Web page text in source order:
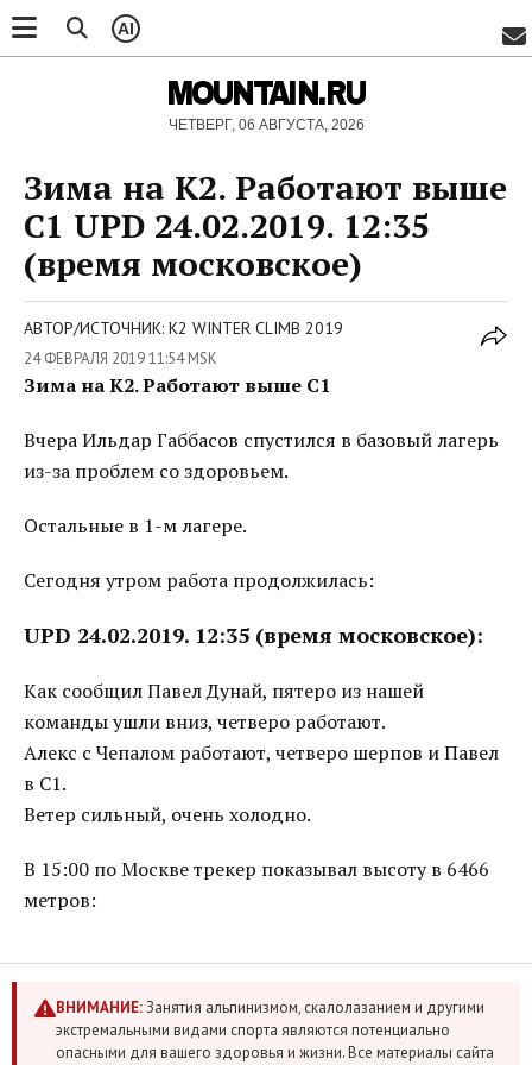
AI
MOUNTAIN.RU
ЧЕТВЕРГ, 06 АВГУСТА, 2026
Зима на К2. Работают выше
C1 UPD 24.02.2019. 12:35
(время московское)
АВТОР/ИСТОЧНИК: K2 WINTER CLIMB 2019
24 ФЕВРАЛЯ 2019 11:54 MSK
Зима на К2. Работают выше C1
Вчера Ильдар Габбасов спустился в базовый лагерь
из-за проблем со здоровьем.
Остальные в 1-м лагере.
Сегодня утром работа продолжилась:
UPD 24.02.2019. 12:35 (время московское):
Как сообщил Павел Дунай, пятеро из нашей
команды ушли вниз, четверо работают.
Алекс с Чепалом работают, четверо шерпов и Павел
в С1.
Ветер сильный, очень холодно.
В 15:00 по Москве трекер показывал высоту в 6466
метров:
ВНИМАНИЕ:Занятия альпинизмом, скалолазанием и другими
экстремальными видами спорта являются потенциально
опасными для вашего здоровья и жизни. Все материалы сайта